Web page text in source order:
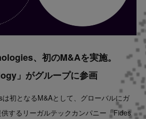
、初のM&Aを実施。
」がグループに参画
初となるM&Aとして、グローバルにガ
するリーガルテックカンパニー「Fides